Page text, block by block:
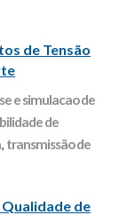
de Tensão
e simulacao de
de
, transmissão de
de